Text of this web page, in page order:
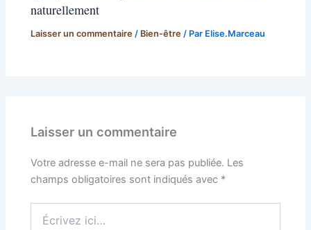
naturellement
Laisser un commentaire / Bien-être / Par Elise.Marceau
Laisser un commentaire
Votre adresse e-mail ne sera pas publiée. Les
champs obligatoires sont indiqués avec *
ici…